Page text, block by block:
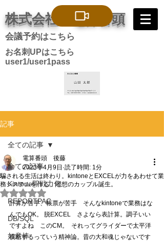
株式会社 電算番頭
会議予約はこちら
お名刺UPはこちら
user1/user1pass
記事
全ての記事
Kintone即戦力化
REPORTPAC
DB/SQL
如意棒
全ての記事
騙される生活は終わり。kintoneとEXCELが力をあわせて業
務システムを作る。理想のカップル誕生。
電算番頭 後藤
2023年4月9日 読了時間: 1分
5つ星のうちNaNと評価されています。
計算が苦手、帳票が苦手　そんなkintoneで業務はな
んでもOK。 脱EXCEL　さよなら表計算。調子いい
ですよね　このCM。  それってグライダーで太平洋
横断するっていう精神論。昔の大和魂じゃないです